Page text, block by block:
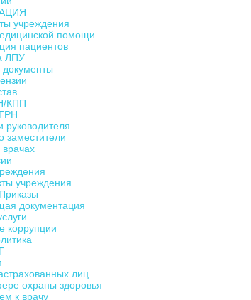
учреждения
помощи
пациентов
ЛПУ
КПП
руководителя
заместители
учреждения
Приказы
документация
коррупции
лиц
охраны здоровья
к врачу